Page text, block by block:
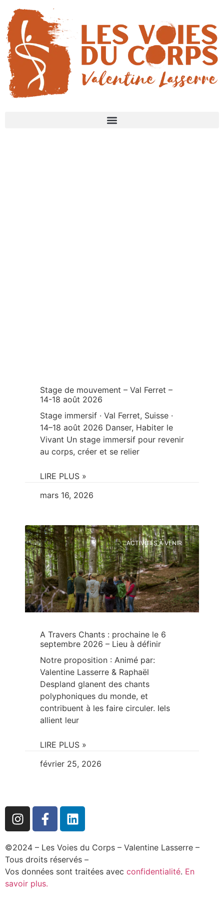
Stage de mouvement – Val Ferret –
14-18 août 2026
Stage immersif · Val Ferret, Suisse ·
14–18 août 2026 Danser, Habiter le
Vivant Un stage immersif pour revenir
au corps, créer et se relier
LIRE PLUS »
mars 16, 2026
ACTIVITÉS À VENIR
A Travers Chants : prochaine le 6
septembre 2026 – Lieu à définir
Notre proposition : Animé par:
Valentine Lasserre & Raphaël
Despland glanent des chants
polyphoniques du monde, et
contribuent à les faire circuler. Iels
allient leur
LIRE PLUS »
février 25, 2026
©2024 – Les Voies du Corps – Valentine Lasserre –
Tous droits réservés –
Vos données sont traitées avec confidentialité. En
savoir plus.